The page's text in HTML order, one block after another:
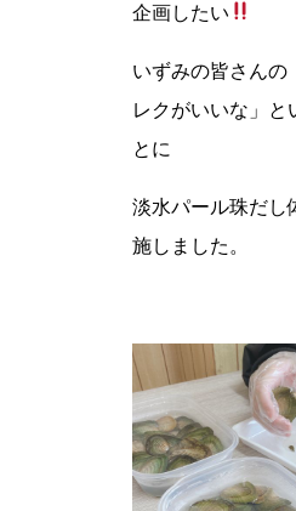
企画したい
いずみの皆さんの
レクがいいな」と
とに
淡水パール珠だし
施しました。